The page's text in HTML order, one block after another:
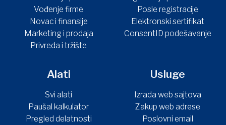
Vođenje firme
Novac i finansije
Marketing i prodaja
Privreda i tržište
Posle registracije
Elektronski sertifikat
ConsentID podešavanje
Alati
Svi alati
Paušal kalkulator
Pregled delatnosti
Usluge
Izrada web sajtova
Zakup web adrese
Poslovni email